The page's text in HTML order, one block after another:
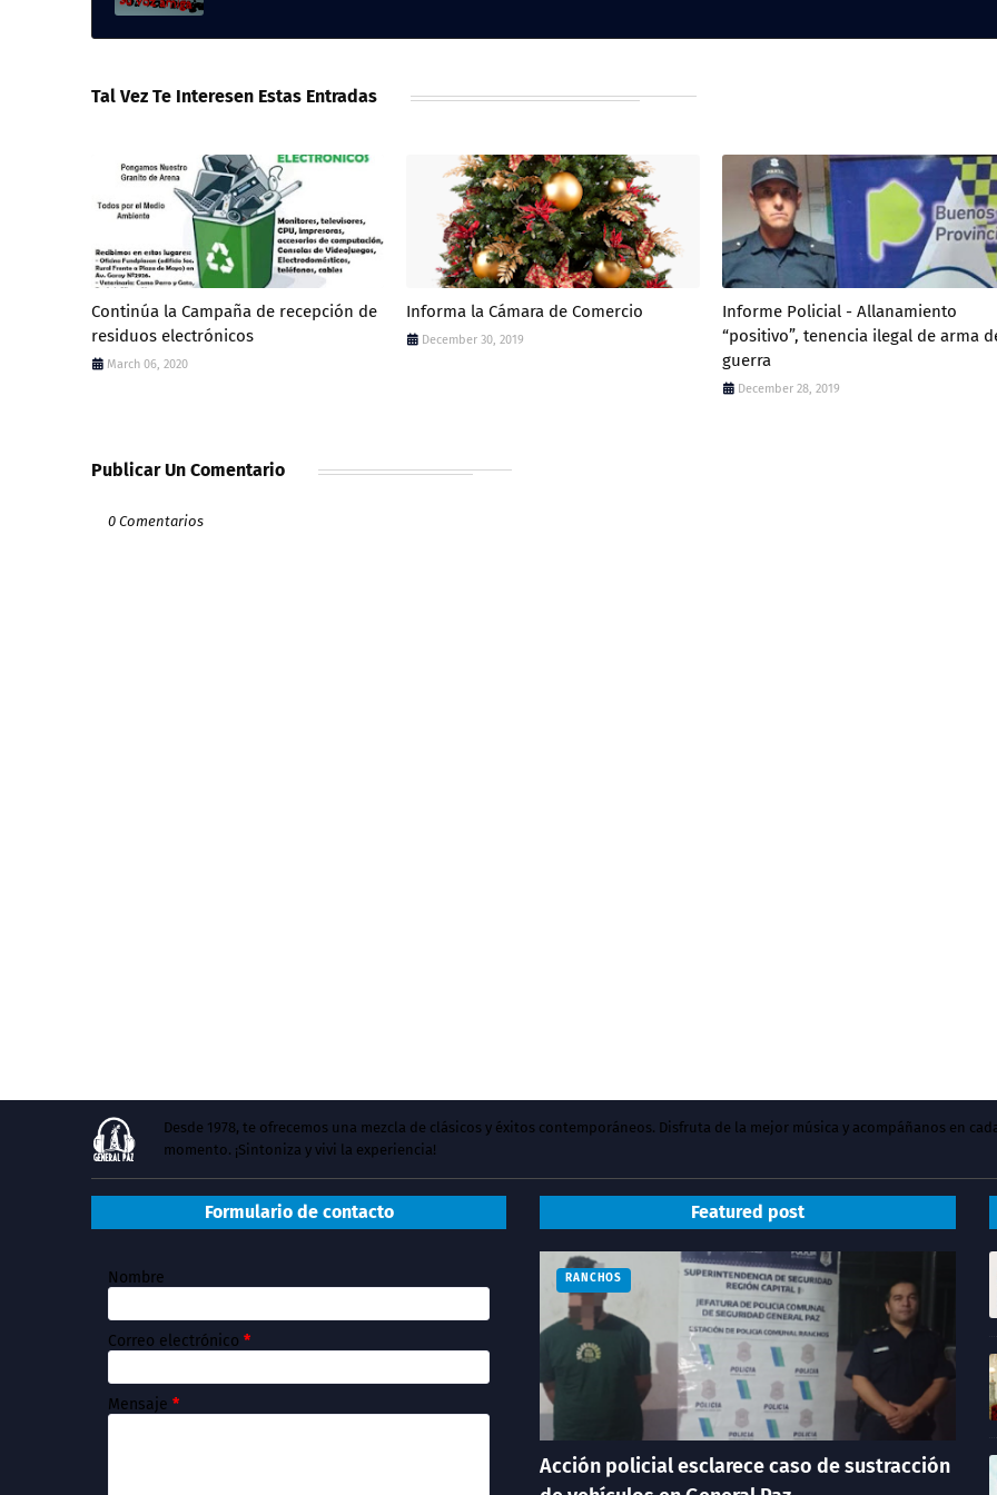
Tal Vez Te Interesen Estas Entradas
Continúa la Campaña de recepción de
residuos electrónicos
March 06, 2020
Informa la Cámara de Comercio
December 30, 2019
Informe Policial - Allanamiento
“positivo”, tenencia ilegal de arma
guerra
December 28, 2019
Publicar Un Comentario
0 Comentarios
Desde 1978, te ofrecemos una mezcla de clásicos y éxitos contemporáneos. Disfruta de la mejor música y acompáñanos en
momento. ¡Sintoniza y vivi la experiencia!
Formulario de contacto
Nombre
Correo electrónico *
Mensaje *
Featured post
RANCHOS
Acción policial esclarece caso de sustracción